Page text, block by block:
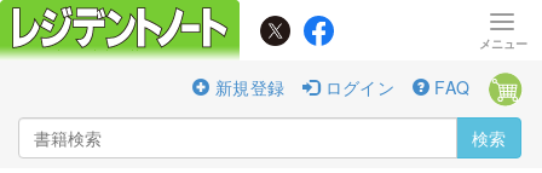
新規登録 ログイン FAQ
検索